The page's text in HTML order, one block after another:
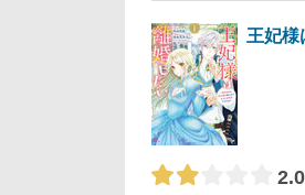
王妃様
2.0